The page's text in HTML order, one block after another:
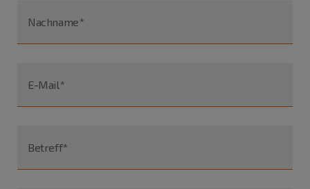
Nachname*
E-Mail*
Betreff*